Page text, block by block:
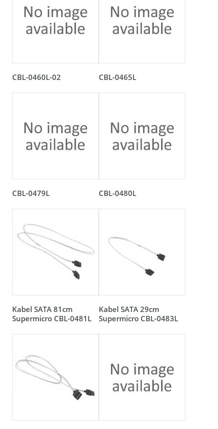
CBL-0460L-02 CBL-0465L
CBL-0479L CBL-0480L
Kabel SATA 81cm
Supermicro CBL-0481L
Kabel SATA 29cm
Supermicro CBL-0483L